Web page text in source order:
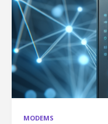
MODEMS